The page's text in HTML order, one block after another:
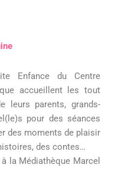
Enfance du Centre
accueillent les tout
leurs parents, grands-
pour des séances
des moments de plaisir
des contes…
la Médiathèque Marcel